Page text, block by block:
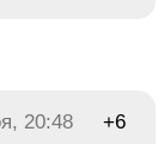
20:48 +6